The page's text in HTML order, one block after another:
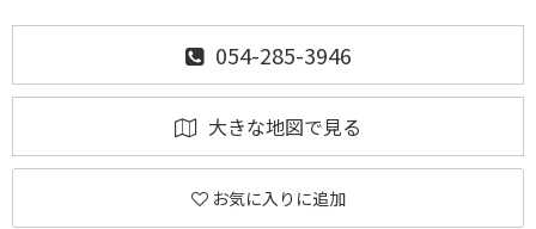
054-285-3946
大きな地図で見る
お気に入りに追加